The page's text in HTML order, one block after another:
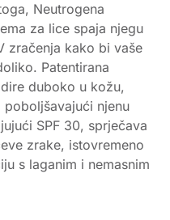
Neutrogena
za lice spaja njegu
zračenja kako bi vaše
Patentirana
duboko u kožu,
njenu
SPF 30, sprječava
zrake, istovremeno
s laganim i nemasnim